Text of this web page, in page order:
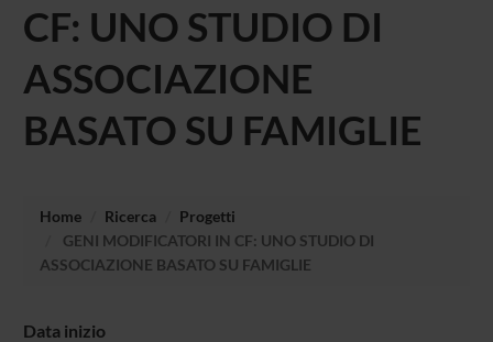
CF: UNO STUDIO DI
ASSOCIAZIONE
BASATO SU FAMIGLIE
Home Ricerca
Progetti
GENI MODIFICATORI IN CF: UNO STUDIO DI
ASSOCIAZIONE BASATO SU FAMIGLIE
Data inizio